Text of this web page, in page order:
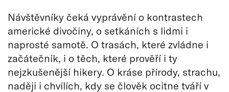
Návštěvníky čeká vyprávění o kontrastech
americké divočiny, o setkáních s lidmi i
naprosté samotě. O trasách, které zvládne i
začátečník, i o těch, které prověří i ty
nejzkušenější hikery. O kráse přírody, strachu,
naději i chvílích, kdy se člověk ocitne tváří v